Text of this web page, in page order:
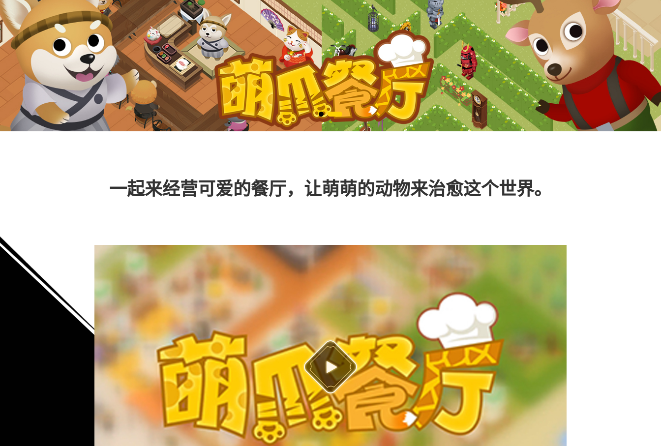
一起来经营可爱的餐厅，让萌萌的动物来治愈这个世界。